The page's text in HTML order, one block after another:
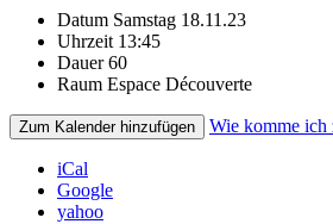
Datum Samstag 18.11.23
Uhrzeit 13:45
Dauer 60
Raum Espace Découverte
Zum Kalender hinzufügen Wie komme ich
iCal
Google
yahoo